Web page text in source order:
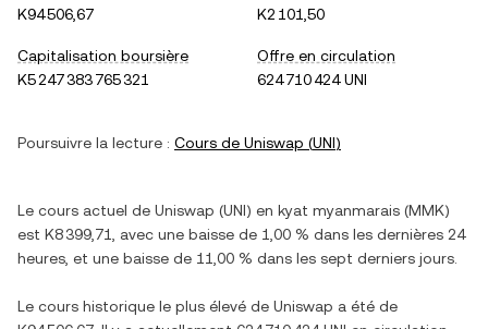
K94 506,67
K2 101,50
Capitalisation boursière
K5 247 383 765 321
Offre en circulation
624 710 424 UNI
Poursuivre la lecture : Cours de Uniswap (UNI)
Le cours actuel de Uniswap (UNI) en kyat myanmarais (MMK)
est K8 399,71 , avec une baisse de 1,00 % dans les dernières 24
heures, et une baisse de 11,00 % dans les sept derniers jours.
Le cours historique le plus élevé de Uniswap a été de